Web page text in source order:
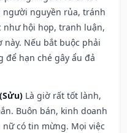
người nguyền rủa, tránh
như hội họp, tranh luận,
Nếu bắt buộc phải
để hạn ché gây ẩu đả
Là giờ rất tốt lành,
Buôn bán, kinh doanh
có tin mừng. Mọi việc